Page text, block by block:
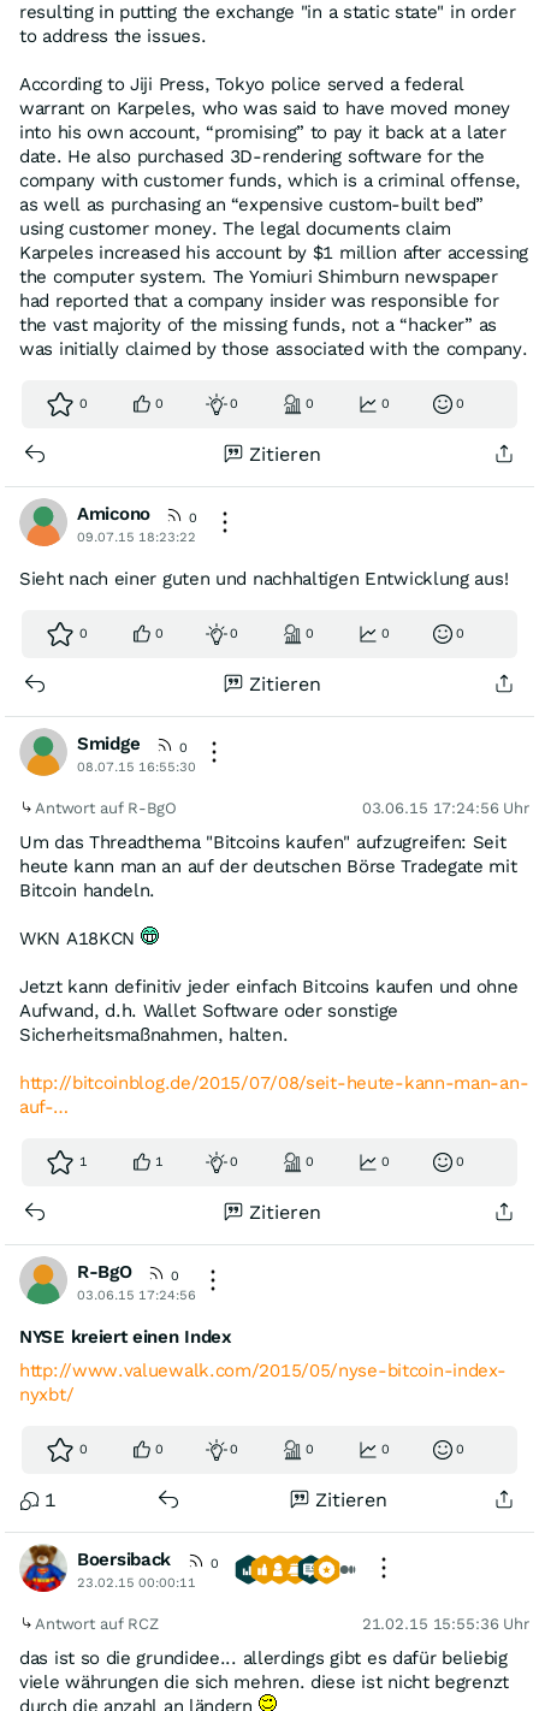
resulting in putting the exchange "in a static state" in order
to address the issues.
According to Jiji Press, Tokyo police served a federal
warrant on Karpeles, who was said to have moved money
into his own account, “promising” to pay it back at a later
date. He also purchased 3D-rendering software for the
company with customer funds, which is a criminal offense,
as well as purchasing an “expensive custom-built bed”
using customer money. The legal documents claim
Karpeles increased his account by $1 million after accessing
the computer system. The Yomiuri Shimburn newspaper
had reported that a company insider was responsible for
the vast majority of the missing funds, not a “hacker” as
was initially claimed by those associated with the company.
0 0 0 0 0 0
Zitieren
Amicono
0
09.07.15 18:23:22
Sieht nach einer guten und nachhaltigen Entwicklung aus!
0 0 0 0 0 0
Zitieren
Smidge
0
08.07.15 16:55:30
Antwort auf R-BgO 03.06.15 17:24:56 Uhr
Um das Threadthema "Bitcoins kaufen" aufzugreifen: Seit
heute kann man an auf der deutschen Börse Tradegate mit
Bitcoin handeln.
WKN A18KCN
Jetzt kann definitiv jeder einfach Bitcoins kaufen und ohne
Aufwand, d.h. Wallet Software oder sonstige
Sicherheitsmaßnahmen, halten.
http://bitcoinblog.de/2015/07/08/seit-heute-kann-man-an-
auf-…
1 1 0 0 0 0
Zitieren
R-BgO
0
03.06.15 17:24:56
NYSE kreiert einen Index
http://www.valuewalk.com/2015/05/nyse-bitcoin-index-
nyxbt/
0 0 0 0 0 0
1 Zitieren
Boersiback
0
23.02.15 00:00:11
Antwort auf RCZ 21.02.15 15:55:36 Uhr
das ist so die grundidee... allerdings gibt es dafür beliebig
viele währungen die sich mehren. diese ist nicht begrenzt
durch die anzahl an ländern